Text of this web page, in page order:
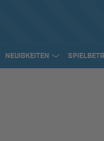
NEUIGKEITEN